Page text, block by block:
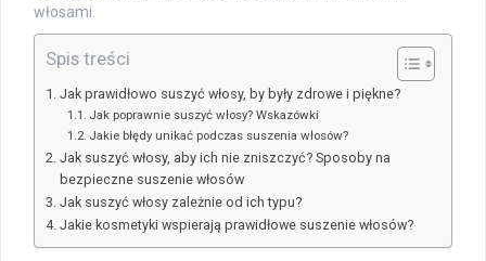
włosami.
Spis treści
Jak prawidłowo suszyć włosy, by były zdrowe i piękne?
Jak poprawnie suszyć włosy? Wskazówki
Jakie błędy unikać podczas suszenia włosów?
Jak suszyć włosy, aby ich nie zniszczyć? Sposoby na
bezpieczne suszenie włosów
Jak suszyć włosy zależnie od ich typu?
Jakie kosmetyki wspierają prawidłowe suszenie włosów?